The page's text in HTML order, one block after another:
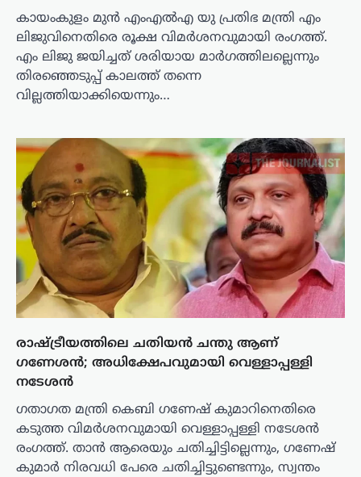
കായംകുളം മുൻ എംഎൽഎ യു പ്രതിഭ മന്ത്രി എം
ലിജുവിനെതിരെ രൂക്ഷ വിമർശനവുമായി രംഗത്ത്.
എം ലിജു ജയിച്ചത് ശരിയായ മാർഗത്തിലല്ലെന്നും
തിരഞ്ഞെടുപ്പ് കാലത്ത് തന്നെ
വില്ലത്തിയാക്കിയെന്നും…
രാഷ്ട്രീയത്തിലെ ചതിയൻ ചന്തു ആണ്
ഗണേശൻ; അധിക്ഷേപവുമായി വെള്ളാപ്പള്ളി
നടേശൻ
ഗതാഗത മന്ത്രി കെബി ഗണേഷ് കുമാറിനെതിരെ
കടുത്ത വിമർശനവുമായി വെള്ളാപ്പള്ളി നടേശൻ
രംഗത്ത്. താൻ ആരെയും ചതിച്ചിട്ടില്ലെന്നും, ഗണേഷ്
കുമാർ നിരവധി പേരെ ചതിച്ചിട്ടുണ്ടെന്നും, സ്വന്തം